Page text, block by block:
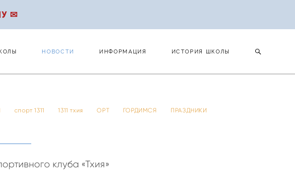
✉
НОВОСТИ ИНФОРМАЦИЯ ИСТОРИЯ ШКОЛЫ
спорт 1311 1311 тхия ОРТ ГОРДИМСЯ ПРАЗДНИКИ
клуба «Тхия»